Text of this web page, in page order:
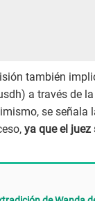
también
a través de
se señala
ya que el